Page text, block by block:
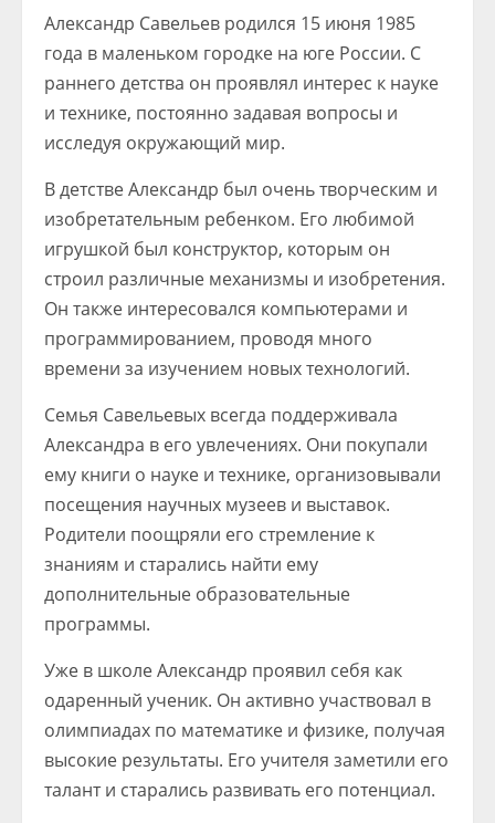
Александр Савельев родился 15 июня 1985
года в маленьком городке на юге России. С
раннего детства он проявлял интерес к науке
и технике, постоянно задавая вопросы и
исследуя окружающий мир.
В детстве Александр был очень творческим и
изобретательным ребенком. Его любимой
игрушкой был конструктор, которым он
строил различные механизмы и изобретения.
Он также интересовался компьютерами и
программированием, проводя много
времени за изучением новых технологий.
Семья Савельевых всегда поддерживала
Александра в его увлечениях. Они покупали
ему книги о науке и технике, организовывали
посещения научных музеев и выставок.
Родители поощряли его стремление к
знаниям и старались найти ему
дополнительные образовательные
программы.
Уже в школе Александр проявил себя как
одаренный ученик. Он активно участвовал в
олимпиадах по математике и физике, получая
высокие результаты. Его учителя заметили его
талант и старались развивать его потенциал.